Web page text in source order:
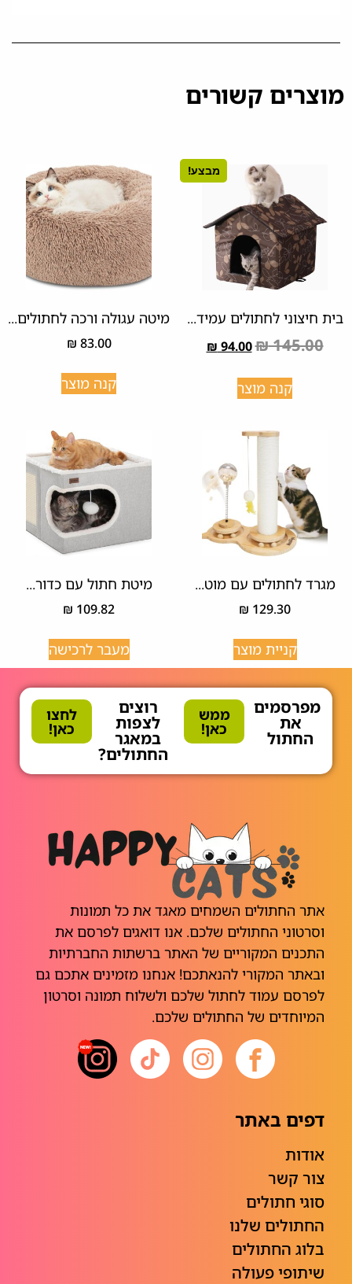
מוצרים קשורים
מבצע!
בית חיצוני לחתולים עמיד...
₪145.00
₪ 94.00
קנה מוצר
מיטה עגולה ורכה לחתולים...
₪ 83.00
קנה מוצר
מגרד לחתולים עם מוט...
₪ 129.30
קניית מוצר
מיטת חתול עם כדור...
₪ 109.82
מעבר לרכישה
מפרסמים
את
החתול
ממש
כאן!
רוצים
לצפות
במאגר
החתולים?
לחצו
כאן!
אתר החתולים השמחים מאגד את כל תמונות
וסרטוני החתולים שלכם. אנו דואגים לפרסם את
התכנים המקוריים של האתר ברשתות החברתיות
ובאתר המקורי להנאתכם! אנחנו מזמינים אתכם גם
לפרסם עמוד לחתול שלכם ולשלוח תמונה וסרטון
המיוחדים של החתולים שלכם.
דפים באתר
אודות
צור קשר
סוגי חתולים
החתולים שלנו
בלוג החתולים
שיתופי פעולה